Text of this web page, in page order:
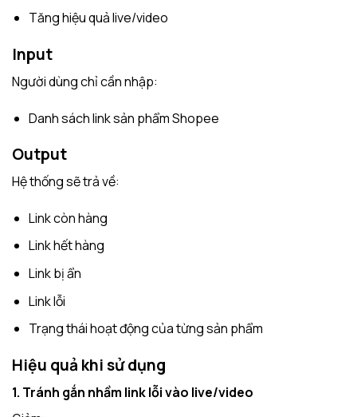
Tăng hiệu quả live/video
Input
Người dùng chỉ cần nhập:
Danh sách link sản phẩm Shopee
Output
Hệ thống sẽ trả về:
Link còn hàng
Link hết hàng
Link bị ẩn
Link lỗi
Trạng thái hoạt động của từng sản phẩm
Hiệu quả khi sử dụng
1. Tránh gắn nhầm link lỗi vào live/video